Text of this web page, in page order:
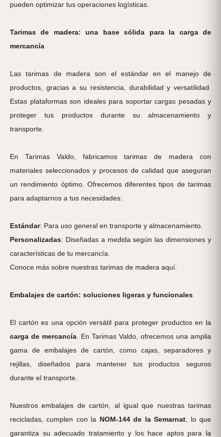
pueden optimizar tus operaciones logísticas.
Tarimas de madera: una base sólida para la carga de
mercancía
Las tarimas de madera son el estándar en el manejo de
productos, gracias a su resistencia, durabilidad y versatilidad.
Estas plataformas son ideales para soportar cargas pesadas y
proteger tus productos durante su almacenamiento y
transporte.
En Tarimas Valdo, fabricamos tarimas de madera con
materiales seleccionados y procesos de calidad que aseguran
un rendimiento óptimo. Ofrecemos diferentes tipos de tarimas
para adaptarnos a tus necesidades:
Estándar: Para uso general en transporte y almacenamiento.
Personalizadas: Diseñadas a medida según las dimensiones y
características de tu mercancía.
Conoce más sobre nuestras tarimas de madera aquí.
Embalajes de cartón: soluciones ligeras y funcionales
El cartón es una opción versátil para proteger productos en la
carga de mercancía . En Tarimas Valdo, ofrecemos una amplia
gama de embalajes de cartón, como cajas, separadores y
rejillas, diseñados para mantener tus productos seguros
durante el transporte.
Nuestros embalajes de cartón, al igual que nuestras tarimas
recicladas, cumplen con la NOM-144 de la Semarnat , lo que
garantiza su adecuado tratamiento y los hace aptos para la